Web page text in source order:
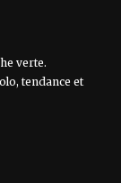
verte.
tendance et